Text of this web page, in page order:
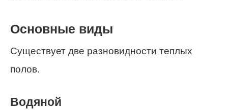
Основные виды
Существует две разновидности теплых
полов.
Водяной